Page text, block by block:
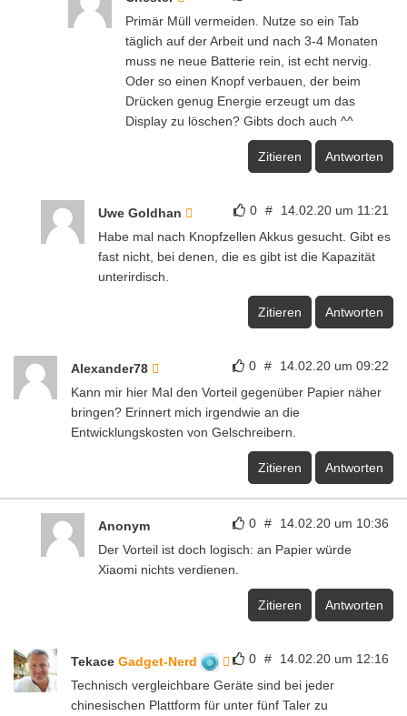
Primär Müll vermeiden. Nutze so ein Tab
täglich auf der Arbeit und nach 3-4 Monaten
muss ne neue Batterie rein, ist echt nervig.
Oder so einen Knopf verbauen, der beim
Drücken genug Energie erzeugt um das
Display zu löschen? Gibts doch auch ^^
Zitieren Antworten
0 # 14.02.20 um 11:21
Uwe Goldhan
Habe mal nach Knopfzellen Akkus gesucht. Gibt es
fast nicht, bei denen, die es gibt ist die Kapazität
unterirdisch.
Zitieren Antworten
0 # 14.02.20 um 09:22
Alexander78
Kann mir hier Mal den Vorteil gegenüber Papier näher
bringen? Erinnert mich irgendwie an die
Entwicklungskosten von Gelschreibern.
Zitieren Antworten
0 # 14.02.20 um 10:36
Anonym
Der Vorteil ist doch logisch: an Papier würde
Xiaomi nichts verdienen.
Zitieren Antworten
0 # 14.02.20 um 12:16
Tekace Gadget-Nerd
Technisch vergleichbare Geräte sind bei jeder
chinesischen Plattform für unter fünf Taler zu